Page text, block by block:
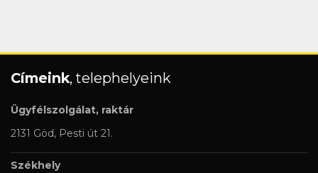
Címeink, telephelyeink
Ügyfélszolgálat, raktár
2131 Göd, Pesti út 21.
Székhely